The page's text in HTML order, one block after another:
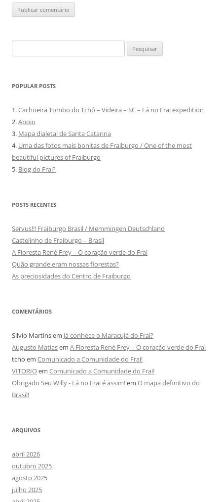
por:
POPULAR POSTS
1.Cachoeira Tombo do Tchô – Videira – SC – Lá no Frai expedition
2.Apoio
3. Mapa dialetal de Santa Catarina
4. Uma das fotos mais bonitas de Fraiburgo / One of the most
beautiful pictures of Fraiburgo
5. Blog do Frai?
POSTS RECENTES
Servus!!! Fraiburgo Brasil / Memmingen Deutschland
Castelinho de Fraiburgo – Brasil
A Floresta René Frey – O coração verde do Frai
Quão grande eram nossas florestas?
As preciosidades do Centro de Fraiburgo
COMENTÁRIOS
Silvio Martinsem Já conhece o Maracujá do Frai?
Augusto Matiasem A Floresta René Frey – O coração verde do Frai
tcho em Comunicado a Comunidade do Frai!
VITORIOem Comunicado a Comunidade do Frai!
Obrigado Seu Willy - Lá no Frai é assim!em O mapa definitivo do
Brasil!
ARQUIVOS
abril 2026
outubro 2025
agosto 2025
julho 2025